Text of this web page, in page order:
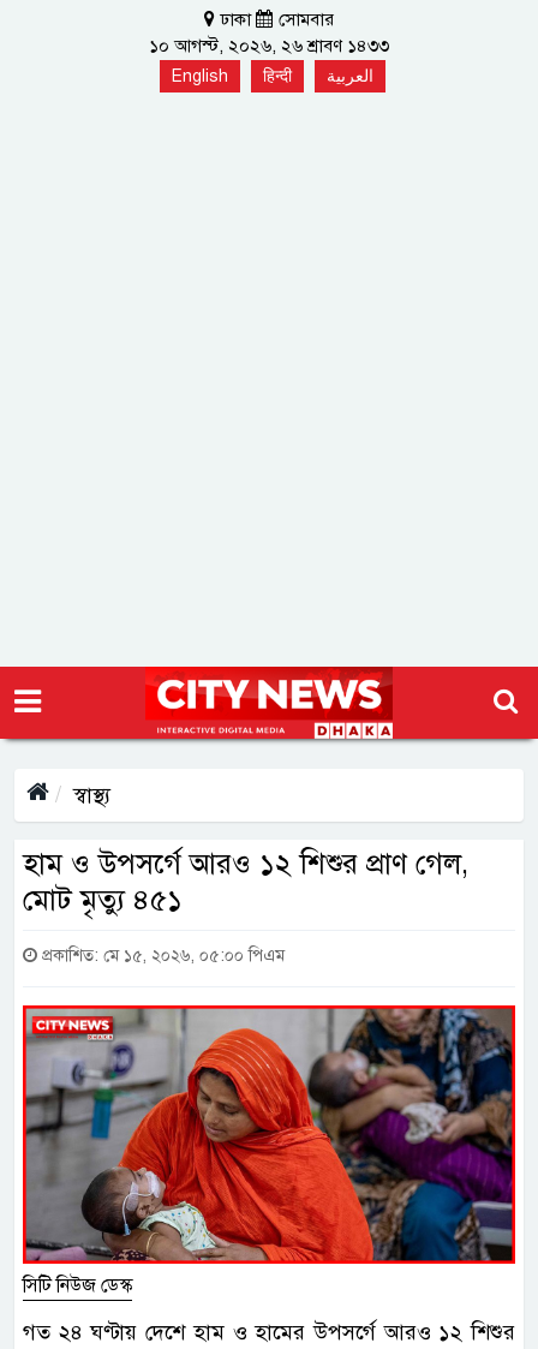
ঢাকা
সোমবার
১০ আগস্ট, ২০২৬, ২৬ শ্রাবণ ১৪৩৩
English हिन्दी العربية
স্বাস্থ্য
হাম ও উপসর্গে আরও ১২ শিশুর প্রাণ গেল,
মোট মৃত্যু ৪৫১
প্রকাশিত: মে ১৫, ২০২৬, ০৫:০০ পিএম
সিটি নিউজ ডেস্ক
গত ২৪ ঘণ্টায় দেশে হাম ও হামের উপসর্গে আরও ১২ শিশুর